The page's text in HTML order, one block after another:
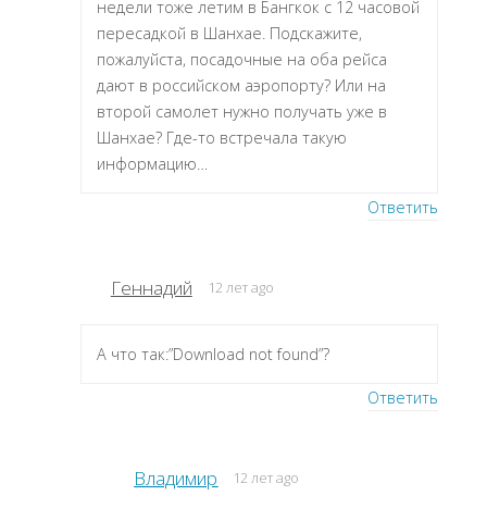
недели тоже летим в Бангкок с 12 часовой
пересадкой в Шанхае. Подскажите,
пожалуйста, посадочные на оба рейса
дают в российском аэропорту? Или на
второй самолет нужно получать уже в
Шанхае? Где-то встречала такую
информацию…
Ответить
Геннадий 12 лет ago
А что так:”Download not found”?
Ответить
Владимир 12 лет ago